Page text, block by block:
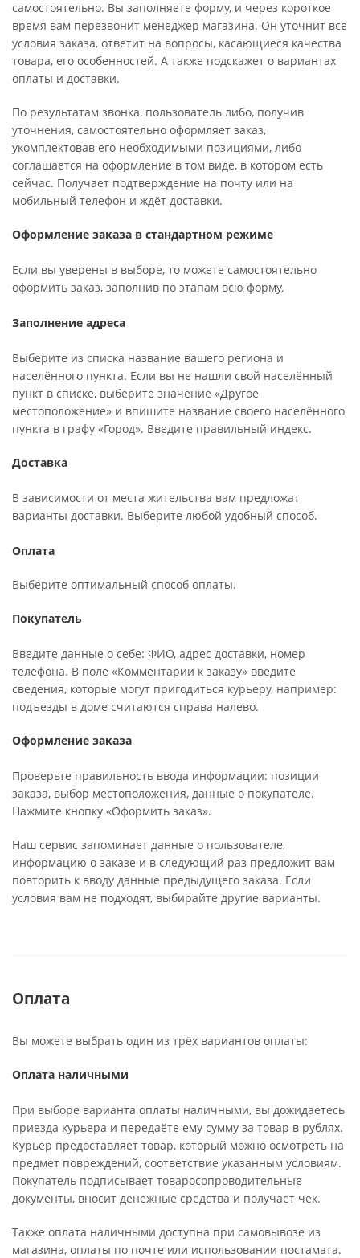
самостоятельно. Вы заполняете форму, и через короткое
время вам перезвонит менеджер магазина. Он уточнит все
условия заказа, ответит на вопросы, касающиеся качества
товара, его особенностей. А также подскажет о вариантах
оплаты и доставки.
По результатам звонка, пользователь либо, получив
уточнения, самостоятельно оформляет заказ,
укомплектовав его необходимыми позициями, либо
соглашается на оформление в том виде, в котором есть
сейчас. Получает подтверждение на почту или на
мобильный телефон и ждёт доставки.
Оформление заказа в стандартном режиме
Если вы уверены в выборе, то можете самостоятельно
оформить заказ, заполнив по этапам всю форму.
Заполнение адреса
Выберите из списка название вашего региона и
населённого пункта. Если вы не нашли свой населённый
пункт в списке, выберите значение «Другое
местоположение» и впишите название своего населённого
пункта в графу «Город». Введите правильный индекс.
Доставка
В зависимости от места жительства вам предложат
варианты доставки. Выберите любой удобный способ.
Оплата
Выберите оптимальный способ оплаты.
Покупатель
Введите данные о себе: ФИО, адрес доставки, номер
телефона. В поле «Комментарии к заказу» введите
сведения, которые могут пригодиться курьеру, например:
подъезды в доме считаются справа налево.
Оформление заказа
Проверьте правильность ввода информации: позиции
заказа, выбор местоположения, данные о покупателе.
Нажмите кнопку «Оформить заказ».
Наш сервис запоминает данные о пользователе,
информацию о заказе и в следующий раз предложит вам
повторить к вводу данные предыдущего заказа. Если
условия вам не подходят, выбирайте другие варианты.
Оплата
Вы можете выбрать один из трёх вариантов оплаты:
Оплата наличными
При выборе варианта оплаты наличными, вы дожидаетесь
приезда курьера и передаёте ему сумму за товар в рублях.
Курьер предоставляет товар, который можно осмотреть на
предмет повреждений, соответствие указанным условиям.
Покупатель подписывает товаросопроводительные
документы, вносит денежные средства и получает чек.
Также оплата наличными доступна при самовывозе из
магазина, оплаты по почте или использовании постамата.